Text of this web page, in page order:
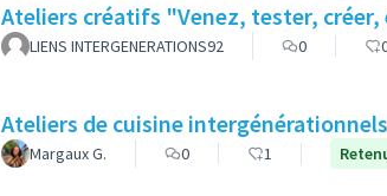
LIENS INTERGENERATIONS92 0
Ateliers de cuisine intergénérationnels
Margaux G. 0 1